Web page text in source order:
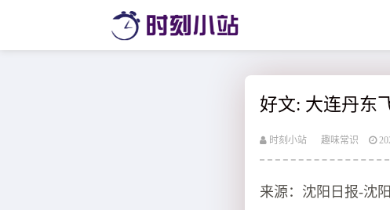
好文: 大连丹东
时刻小站 趣味常识
来源：沈阳日报-沈